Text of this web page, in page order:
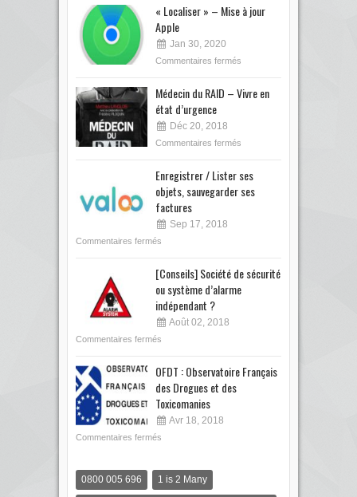
« Localiser » – Mise à jour
Apple
Jan 30, 2020
Commentaires fermés
Médecin du RAID – Vivre en
état d’urgence
Déc 20, 2018
Commentaires fermés
Enregistrer / Lister ses
objets, sauvegarder ses
factures
Sep 17, 2018
Commentaires fermés
[Conseils] Société de sécurité
ou système d’alarme
indépendant ?
Août 02, 2018
Commentaires fermés
OFDT : Observatoire Français
des Drogues et des
Toxicomanies
Avr 18, 2018
Commentaires fermés
0800 005 696 1 is 2 Many